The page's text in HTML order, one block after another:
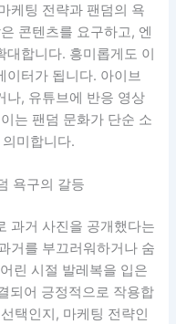
케팅 전략과 팬덤의 욕
콘텐츠를 요구하고, 엔
대합니다. 흥미롭게도 이
이터가 됩니다. 아이브
나, 유튜브에 반응 영상
는 팬덤 문화가 단순 소
의미합니다.
욕구의 갈등
과거 사진을 공개했다는
거를 부끄러워하거나 숨
린 시절 발레복을 입은
되어 긍정적으로 작용합
택인지, 마케팅 전략인